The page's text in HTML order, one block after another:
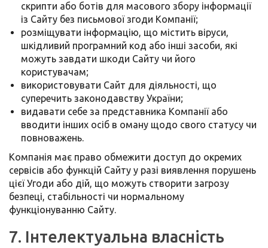
скрипти або ботів для масового збору інформації
із Сайту без письмової згоди Компанії;
розміщувати інформацію, що містить віруси,
шкідливий програмний код або інші засоби, які
можуть завдати шкоди Сайту чи його
користувачам;
використовувати Сайт для діяльності, що
суперечить законодавству України;
видавати себе за представника Компанії або
вводити інших осіб в оману щодо свого статусу чи
повноважень.
Компанія має право обмежити доступ до окремих
сервісів або функцій Сайту у разі виявлення порушень
цієї Угоди або дій, що можуть створити загрозу
безпеці, стабільності чи нормальному
функціонуванню Сайту.
7. Інтелектуальна власність